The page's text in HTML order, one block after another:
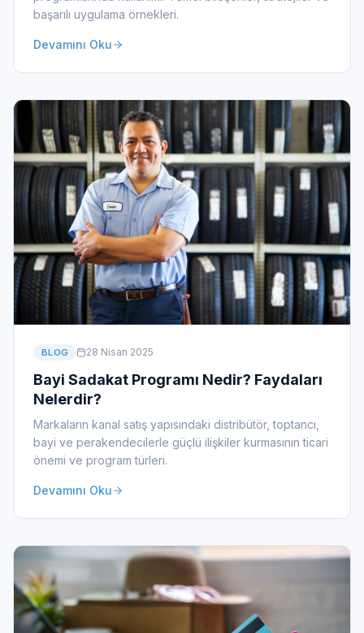
başarılı uygulama örnekleri.
Devamını Oku
BLOG 28 Nisan 2025
Bayi Sadakat Programı Nedir? Faydaları
Nelerdir?
Markaların kanal satış yapısındaki distribütör, toptancı,
bayi ve perakendecilerle güçlü ilişkiler kurmasının ticari
önemi ve program türleri.
Devamını Oku